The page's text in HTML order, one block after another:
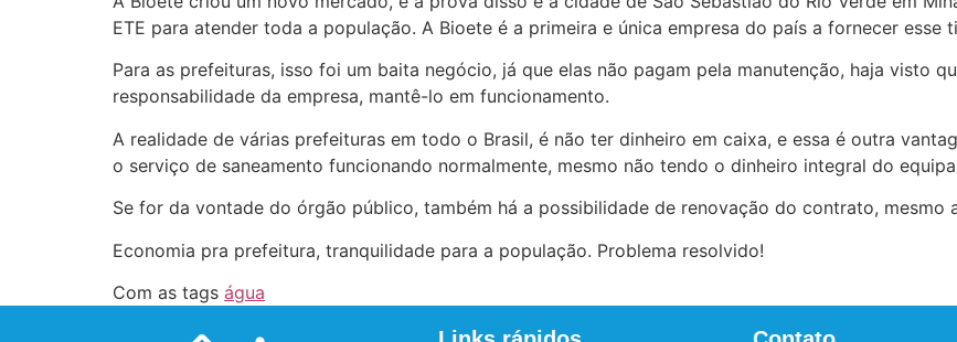
ETE para atender toda a população. A Bioete é a primeira e única empresa do país a fornecer esse
Para as prefeituras, isso foi um baita negócio, já que elas não pagam pela manutenção, haja visto
responsabilidade da empresa, mantê-lo em funcionamento.
A realidade de várias prefeituras em todo o Brasil, é não ter dinheiro em caixa, e essa é outra
o serviço de saneamento funcionando normalmente, mesmo não tendo o dinheiro integral do
Se for da vontade do órgão público, também há a possibilidade de renovação do contrato, mesmo
Economia pra prefeitura, tranquilidade para a população. Problema resolvido!
Com as tags água